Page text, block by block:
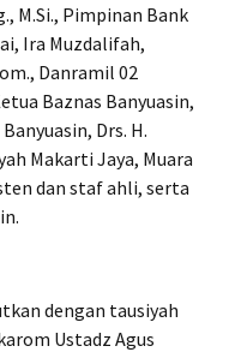
M.Si., Pimpinan Bank
Ira Muzdalifah,
Danramil 02
Baznas Banyuasin,
Drs. H.
Makarti Jaya, Muara
dan staf ahli, serta
dengan tausiyah
Ustadz Agus